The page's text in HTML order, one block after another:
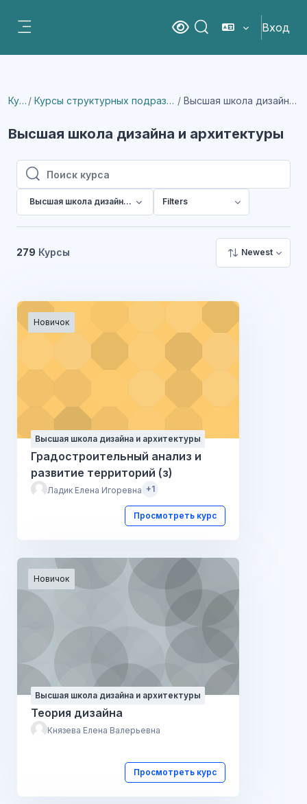
Версия для
Изменить данные
Вход
Курсы Курсы структурных подразделений института Высшая школа дизайна и архитектуры
Высшая школа дизайна и архитектуры
Поиск курса
Поиск курса
Высшая школа дизайна и архитектуры
Filters
279 Курсы Newest
Новичок
Высшая школа дизайна и архитектуры
Градостроительный анализ и
развитие территорий (з)
Ладик Елена Игоревна +1
Просмотреть курс
Новичок
Высшая школа дизайна и архитектуры
Теория дизайна
Князева Елена Валерьевна
Просмотреть курс